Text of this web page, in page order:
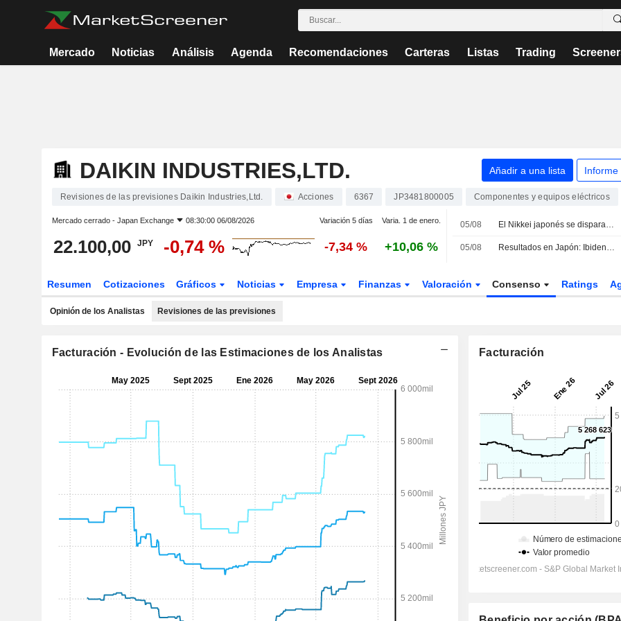
Mercado Noticias Análisis Agenda Recomendaciones Carteras Listas Trading
DAIKIN INDUSTRIES,LTD. Añadir a una lista Informe
Revisiones de las previsiones Daikin Industries,Ltd. Acciones 6367 JP3481800005 Componentes y equipos eléctricos
Mercado cerrado - Japan Exchange 08:30:00 06/08/2026 Variación 5 días Varia. 1 de enero.
22.100,00 JPY -0,74 % -7,34 % +10,06 %
05/08 El Nikkei japonés se dispara más de un 3% y cierra en máximos de dos semanas impulsado por la tecnología y los sólidos resultados empresariales
05/08 Resultados en Japón: Ibiden y Nippon Steel suben; Daikin cae
Resumen Cotizaciones Gráficos Noticias Empresa Finanzas Valoración Consenso Ratings
Opinión de los Analistas Revisiones de las previsiones
Facturación - Evolución de las Estimaciones de los Analistas Facturación